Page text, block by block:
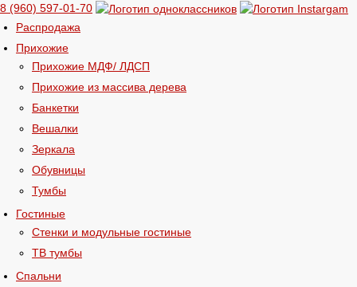
8 (960) 597-01-70
Распродажа
Прихожие
Прихожие МДФ/ ЛДСП
Прихожие из массива дерева
Банкетки
Вешалки
Зеркала
Обувницы
Тумбы
Гостиные
Стенки и модульные гостиные
ТВ тумбы
Спальни